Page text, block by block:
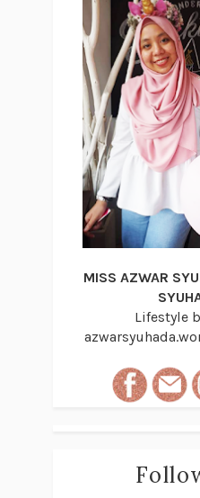
MISS AZWAR
Lifestyle